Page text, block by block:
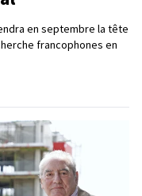
en septembre la tête
francophones en